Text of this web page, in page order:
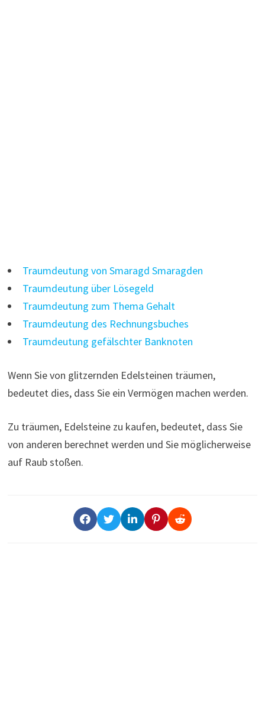
Traumdeutung von Smaragd Smaragden
Traumdeutung über Lösegeld
Traumdeutung zum Thema Gehalt
Traumdeutung des Rechnungsbuches
Traumdeutung gefälschter Banknoten
Wenn Sie von glitzernden Edelsteinen träumen,
bedeutet dies, dass Sie ein Vermögen machen werden.
Zu träumen, Edelsteine ​​zu kaufen, bedeutet, dass Sie
von anderen berechnet werden und Sie möglicherweise
auf Raub stoßen.